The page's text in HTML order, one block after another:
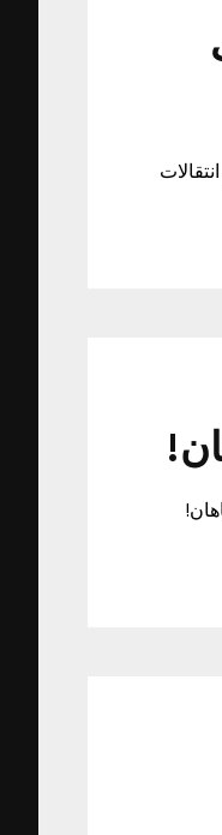
در فصل نقل و انتقالات
سپاهان!